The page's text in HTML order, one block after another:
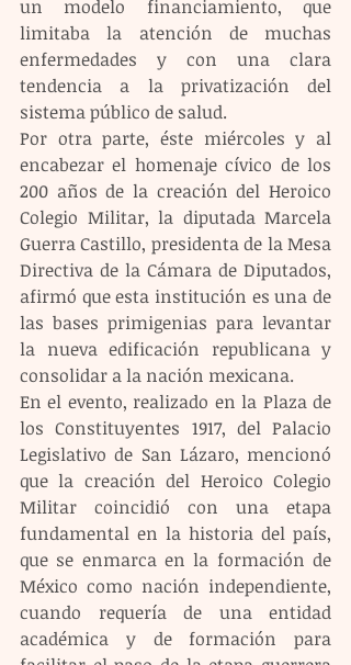
un modelo financiamiento, que
limitaba la atención de muchas
enfermedades y con una clara
tendencia a la privatización del
sistema público de salud.
Por otra parte, éste miércoles y al
encabezar el homenaje cívico de los
200 años de la creación del Heroico
Colegio Militar, la diputada Marcela
Guerra Castillo, presidenta de la Mesa
Directiva de la Cámara de Diputados,
afirmó que esta institución es una de
las bases primigenias para levantar
la nueva edificación republicana y
consolidar a la nación mexicana.
En el evento, realizado en la Plaza de
los Constituyentes 1917, del Palacio
Legislativo de San Lázaro, mencionó
que la creación del Heroico Colegio
Militar coincidió con una etapa
fundamental en la historia del país,
que se enmarca en la formación de
México como nación independiente,
cuando requería de una entidad
académica y de formación para